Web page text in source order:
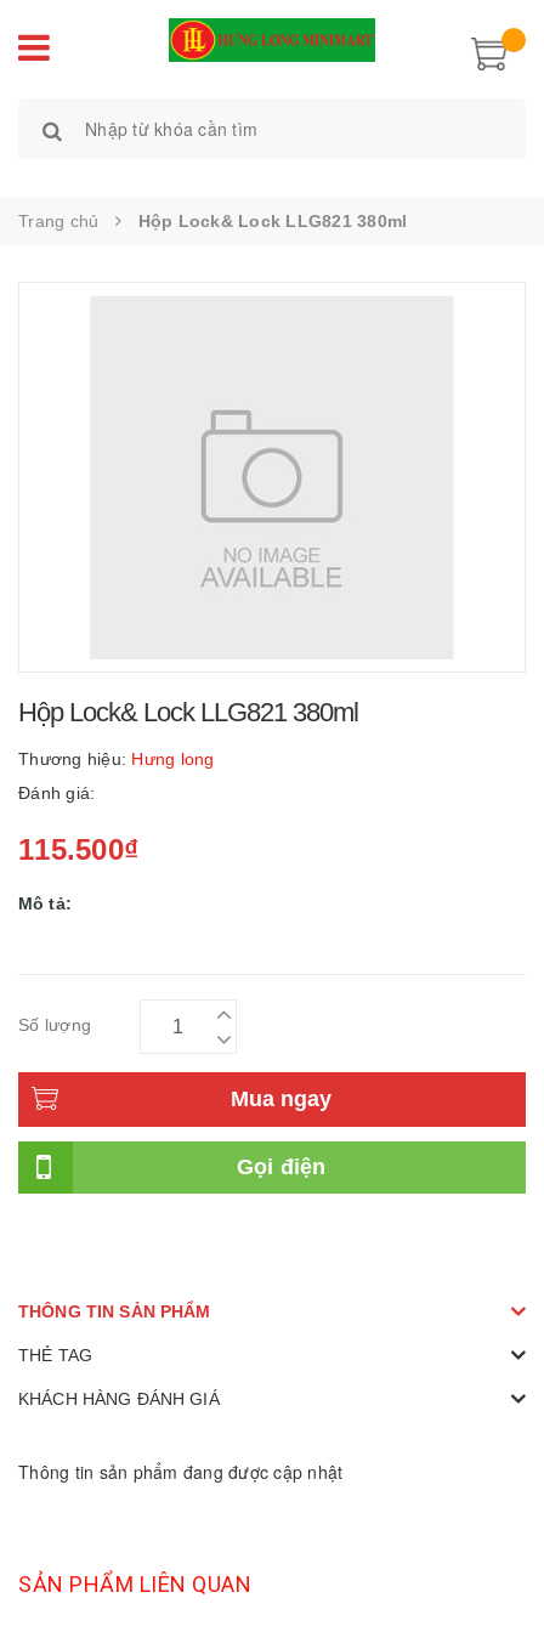
Trang chủ Hộp Lock& Lock LLG821 380ml
Hộp Lock& Lock LLG821 380ml
Thương hiệu: Hưng long
Đánh giá:
115.500₫
Mô tả:
Số lượng
Mua ngay
Gọi điện
THÔNG TIN SẢN PHẨM
THẺ TAG
KHÁCH HÀNG ĐÁNH GIÁ
Thông tin sản phẩm đang được cập nhật
SẢN PHẨM LIÊN QUAN